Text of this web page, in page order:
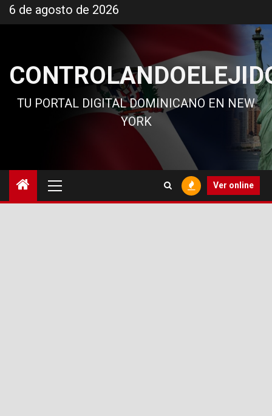
al
6 de agosto de 2026
TU PORTAL DIGITAL DOMINICANO EN NEW
YORK
principal
Ver online